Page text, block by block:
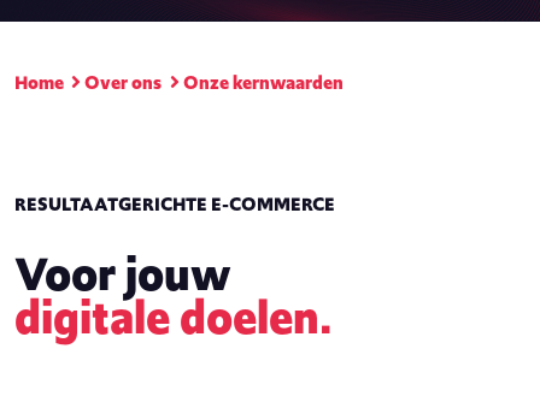
Home Over ons Onze kernwaarden
RESULTAATGERICHTE E-COMMERCE
Voor jouw
digitale doelen.